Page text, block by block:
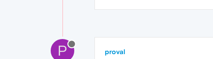
P proval